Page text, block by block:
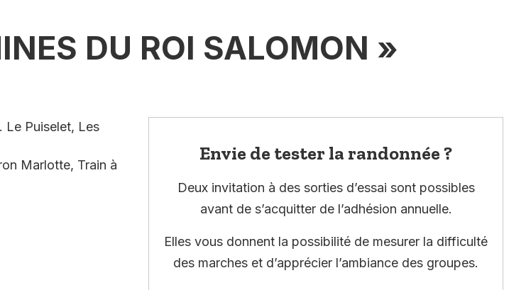
DU ROI SALOMON »
Le Puiselet, Les
Marlotte, Train à
Envie de tester la randonnée ?
Deux invitation à des sorties d’essai sont possibles
avant de s’acquitter de l’adhésion annuelle.
Elles vous donnent la possibilité de mesurer la difficulté
des marches et d’apprécier l’ambiance des groupes.